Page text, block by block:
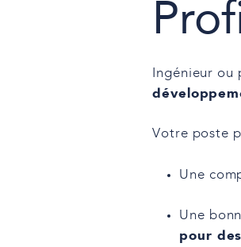
Ingénieur ou
Votre poste
Une
Une
pour